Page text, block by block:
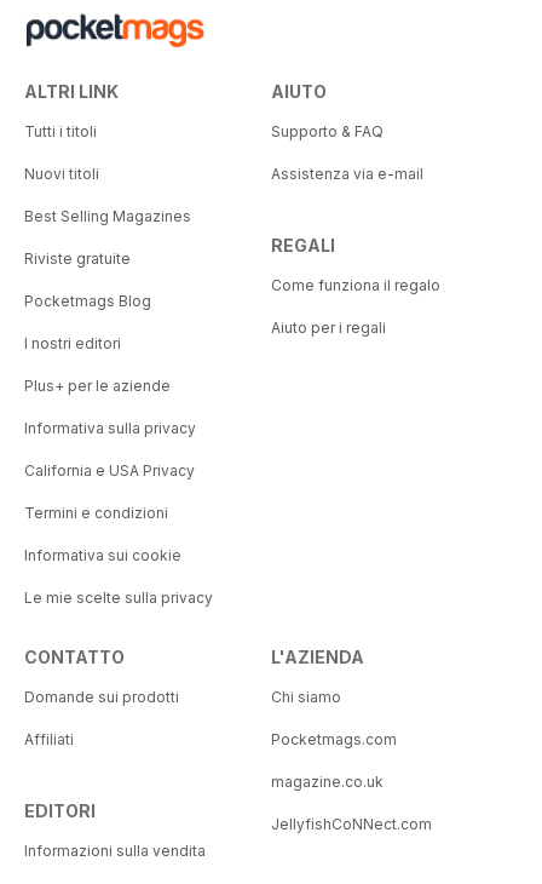
ALTRI LINK
Tutti i titoli
Nuovi titoli
Best Selling Magazines
Riviste gratuite
Pocketmags Blog
I nostri editori
Plus+ per le aziende
Informativa sulla privacy
California e USA Privacy
Termini e condizioni
Informativa sui cookie
Le mie scelte sulla privacy
AIUTO
Supporto & FAQ
Assistenza via e-mail
REGALI
Come funziona il regalo
Aiuto per i regali
CONTATTO
Domande sui prodotti
Affiliati
EDITORI
Informazioni sulla vendita
L'AZIENDA
Chi siamo
Pocketmags.com
magazine.co.uk
JellyfishCoNNect.com